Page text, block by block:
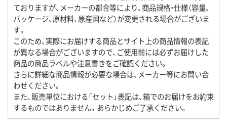
ておりますが、メーカーの都合等により、商品規格・仕様（容量、
パッケージ、原材料、原産国など）が変更される場合がございま
す。
このため、実際にお届けする商品とサイト上の商品情報の表記
が異なる場合がございますので、ご使用前には必ずお届けした
商品の商品ラベルや注意書きをご確認ください。
さらに詳細な商品情報が必要な場合は、メーカー等にお問い合
わせください。
また、販売単位における「セット」表記は、箱でのお届けをお約束
するものではありません。あらかじめご了承ください。